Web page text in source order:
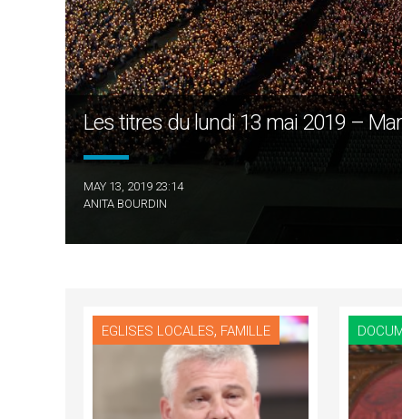
Les titres du lundi 13 mai 2019 –
MAY 13, 2019 23:14
ANITA BOURDIN
EGLISES LOCALES, FAMILLE